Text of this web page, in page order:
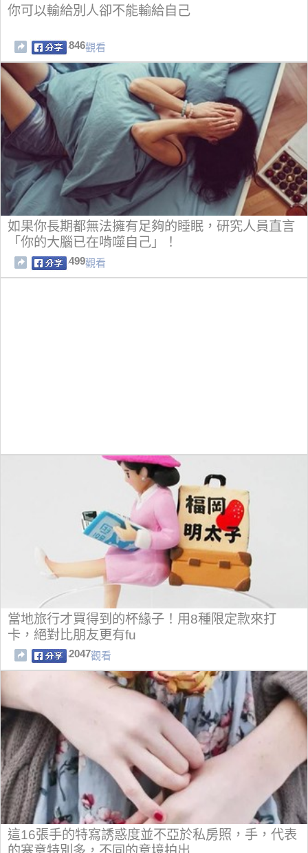
你可以輸給別人卻不能輸給自己
846觀看
如果你長期都無法擁有足夠的睡眠，研究人員直言
「你的大腦已在啃噬自己」！
499觀看
當地旅行才買得到的杯緣子！用8種限定款來打
卡，絕對比朋友更有fu
2047觀看
這16張手的特寫誘惑度並不亞於私房照，手，代表